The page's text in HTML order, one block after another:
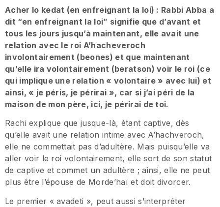
Acher lo kedat (en enfreignant la loi) : Rabbi Abba a
dit “en enfreignant la loi” signifie que d’avant et
tous les jours jusqu’à maintenant, elle avait une
relation avec le roi A’hacheveroch
involontairement (beones) et que maintenant
qu’elle ira volontairement (beratson) voir le roi (ce
qui implique une relation « volontaire » avec lui) et
ainsi, « je péris, je périrai », car si j’ai péri de la
maison de mon père, ici, je périrai de toi.
Rachi explique que jusque-là, étant captive, dès
qu’elle avait une relation intime avec A’hachveroch,
elle ne commettait pas d’adultère. Mais puisqu’elle va
aller voir le roi volontairement, elle sort de son statut
de captive et commet un adultère ; ainsi, elle ne peut
plus être l’épouse de Morde’haï et doit divorcer.
Le premier « avadeti », peut aussi s’interpréter